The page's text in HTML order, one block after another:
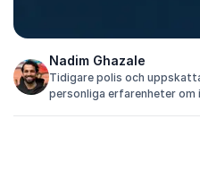
Nadim Ghazale
Tidigare polis och
personliga erfarenheter